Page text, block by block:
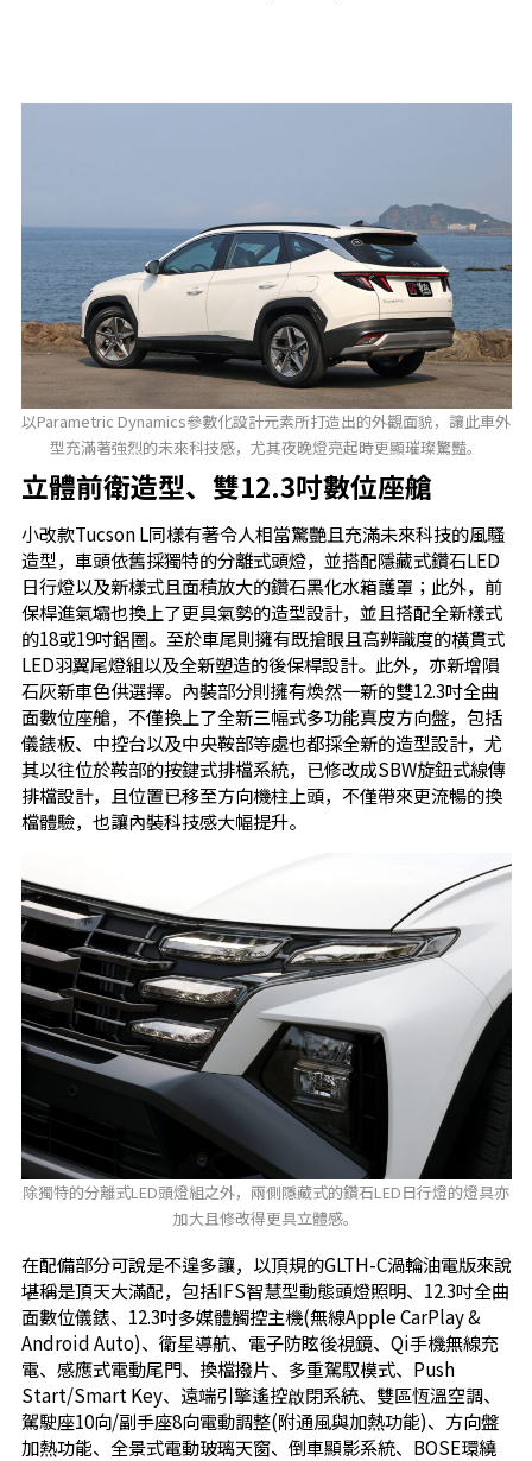
以Parametric Dynamics參數化設計元素所打造出的外觀面貌，讓此車外
型充滿著強烈的未來科技感，尤其夜晚燈亮起時更顯璀璨驚豔。
立體前衛造型、雙12.3吋數位座艙
小改款Tucson L同樣有著令人相當驚艷且充滿未來科技的風騷
造型，車頭依舊採獨特的分離式頭燈，並搭配隱藏式鑽石LED
日行燈以及新樣式且面積放大的鑽石黑化水箱護罩；此外，前
保桿進氣壩也換上了更具氣勢的造型設計，並且搭配全新樣式
的18或19吋鋁圈。至於車尾則擁有既搶眼且高辨識度的橫貫式
LED羽翼尾燈組以及全新塑造的後保桿設計。此外，亦新增隕
石灰新車色供選擇。內裝部分則擁有煥然一新的雙12.3吋全曲
面數位座艙，不僅換上了全新三幅式多功能真皮方向盤，包括
儀錶板、中控台以及中央鞍部等處也都採全新的造型設計，尤
其以往位於鞍部的按鍵式排檔系統，已修改成SBW旋鈕式線傳
排檔設計，且位置已移至方向機柱上頭，不僅帶來更流暢的換
檔體驗，也讓內裝科技感大幅提升。
除獨特的分離式LED頭燈組之外，兩側隱藏式的鑽石LED日行燈的燈具亦
加大且修改得更具立體感。
在配備部分可說是不遑多讓，以頂規的GLTH-C渦輪油電版來說
堪稱是頂天大滿配，包括IFS智慧型動態頭燈照明、12.3吋全曲
面數位儀錶、12.3吋多媒體觸控主機(無線Apple CarPlay &
Android Auto)、衛星導航、電子防眩後視鏡、Qi手機無線充
電、感應式電動尾門、換檔撥片、多重駕馭模式、Push
Start/Smart Key、遠端引擎遙控啟閉系統、雙區恆溫空調、
駕駛座10向/副手座8向電動調整(附通風與加熱功能)、方向盤
加熱功能、全景式電動玻璃天窗、倒車顯影系統、BOSE環繞